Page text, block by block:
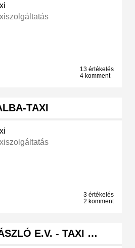
13 értékelés
4 komment
TAXI
3 értékelés
2 komment
E.V. - TAXI …